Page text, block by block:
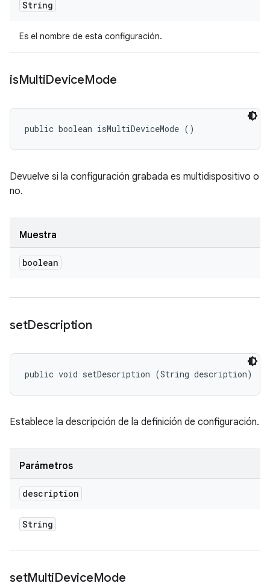
String
Es el nombre de esta configuración.
isMultiDeviceMode
public boolean isMultiDeviceMode ()
Devuelve si la configuración grabada es multidispositivo o
no.
Muestra
boolean
setDescription
public void setDescription (String description)
Establece la descripción de la definición de configuración.
Parámetros
description
String
setMultiDeviceMode